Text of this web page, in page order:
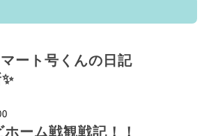
マート号くんの日記
ーム戦観戦記！！